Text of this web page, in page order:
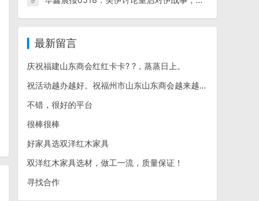
最新留言
庆祝福建山东商会红红卡卡? ?，蒸蒸日上。
祝活动越办越好。祝福州市山东山东商会越来越好。
不错，很好的平台
很棒很棒
好家具选双洋红木家具
双洋红木家具选材，做工一流，质量保证！
寻找合作